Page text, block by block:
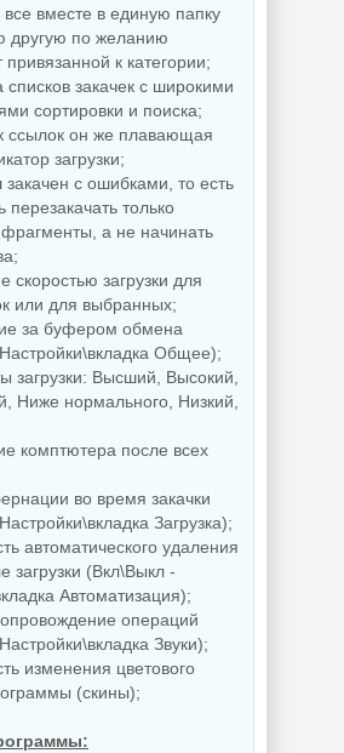
Редактор
изображений
FastStone Capture
11.3 + Portable
NEW
Дефрагментатор
Professional +
Server 31.3 Build
26064 by KpoJIuK
Редактирование
документов
PDFgear 2.1.18
NEW NEW
все вместе в единую папку
другую по желанию
к категории;
списков закачек с широкими
сортировки и поиска;
ссылок он же плавающая
загрузки;
с ошибками, то есть
перезакачать только
а не начинать
скоростью загрузки для
или для выбранных;
за буфером обмена
Общее);
загрузки: Высший, Высокий,
Ниже нормального, Низкий,
комптютера после всех
во время закачки
Загрузка);
автоматического удаления
загрузки (Вкл\Выкл -
Автоматизация);
операций
Звуки);
изменения цветового
(скины);